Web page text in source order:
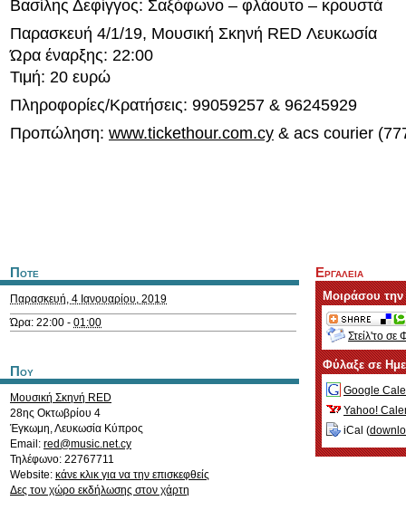
Βασίλης Δεφίγγος: Σαξόφωνο – φλάουτο – κρουστά
Παρασκευή 4/1/19, Μουσική Σκηνή RED Λευκωσία
Ώρα έναρξης: 22:00
Τιμή: 20 ευρώ
Πληροφορίες/Κρατήσεις: 99059257 & 96245929
Προπώληση: www.tickethour.com.cy & acs courier
Ποτε
Παρασκευή, 4 Ιανουαρίου, 2019
Ώρα: 22:00 - 01:00
Που
Μουσική Σκηνή RED
28ης Οκτωβρίου 4
Έγκωμη,Λευκωσία Κύπρος
Email: red@music.net.cy
Τηλέφωνο: 22767711
Website: κάνε κλικ για να την επισκεφθείς
Δες τον χώρο εκδήλωσης στον χάρτη
Εργαλεια
Μοιράσου
Στείλ'το σε
Φύλαξε σε
Google
Yahoo!
iCal (